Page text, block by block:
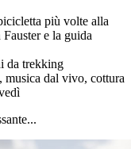
più volte alla
e la guida
da trekking
dal vivo, cottura